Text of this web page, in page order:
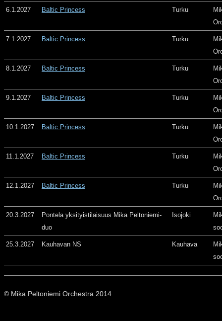
6.1.2027 Baltic Princess Turku
7.1.2027 Baltic Princess Turku
8.1.2027 Baltic Princess Turku
9.1.2027 Baltic Princess Turku
10.1.2027 Baltic Princess Turku
11.1.2027 Baltic Princess Turku
12.1.2027 Baltic Princess Turku
20.3.2027
Pontela yksityistilaisuus Mika Peltoniemi-
duo
Isojoki
25.3.2027 Kauhavan NS Kauhava
© Mika Peltoniemi Orchestra 2014